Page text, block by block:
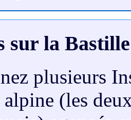
sur la Bastille
plusieurs
(les